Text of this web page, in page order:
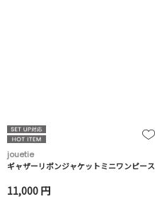
jouetie
ギャザーリボンジャケットミニワンピース
11,000 円